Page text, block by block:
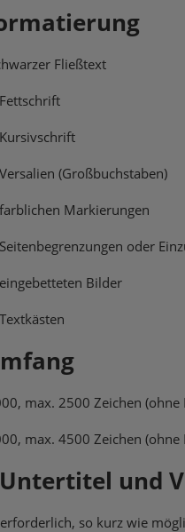
Fließtext
(Großbuchstaben)
Markierungen
oder
Bilder
max. 2500 Zeichen (ohne
max. 4500 Zeichen
und
so kurz wie